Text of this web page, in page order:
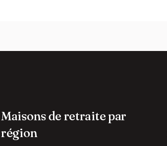
Maisons de retraite par
région